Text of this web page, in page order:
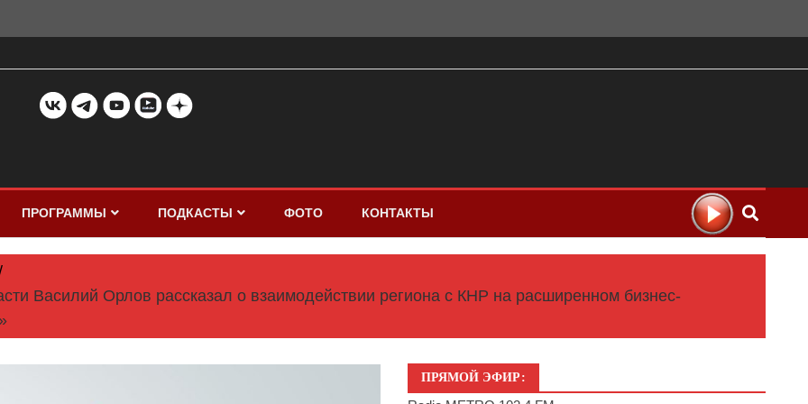
ПРОГРАММЫ ПОДКАСТЫ ФОТО КОНТАКТЫ
Василий Орлов рассказал о взаимодействии региона с КНР на расширенном бизнес-
ПРЯМОЙ ЭФИР: